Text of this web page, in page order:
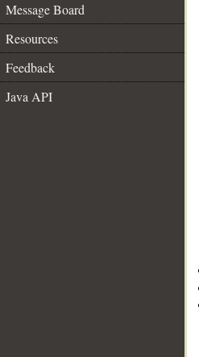
Message Board
Resources
Feedback
Java API